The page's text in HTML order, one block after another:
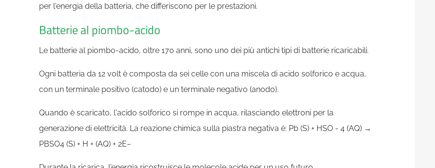
per l'energia della batteria, che differiscono per le prestazioni.
Batterie al piombo-acido
Le batterie al piombo-acido, oltre 170 anni, sono uno dei più antichi tipi di batterie ricaricabili.
Ogni batteria da 12 volt è composta da sei celle con una miscela di acido solforico e acqua,
con un terminale positivo (catodo) e un terminale negativo (anodo).
Quando è scaricato, l'acido solforico si rompe in acqua, rilasciando elettroni per la
generazione di elettricità. La reazione chimica sulla piastra negativa è: Pb (S) + HSO - 4 (AQ) →
PBSO4 (S) + H + (AQ) + 2E−